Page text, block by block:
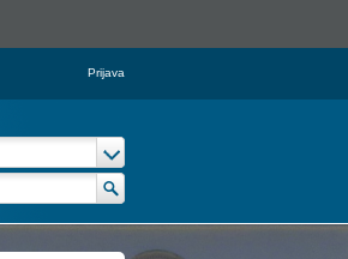
Prijava